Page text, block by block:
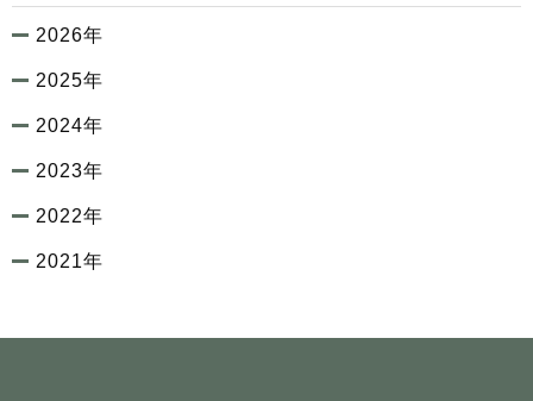
2026年
2025年
2024年
2023年
2022年
2021年